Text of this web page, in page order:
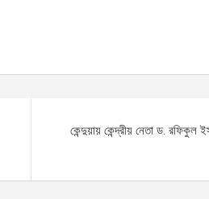
কেন্দুয়ায় কেন্দ্রীয় নেতা ড. রফিকুল